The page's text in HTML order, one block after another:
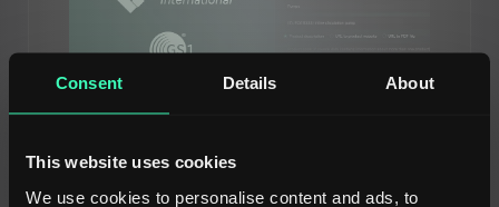
Consent Details About
This website uses cookies
We use cookies to personalise content and ads, to
14.03.2025
Komplet løsning for globale
producenter: avanceret